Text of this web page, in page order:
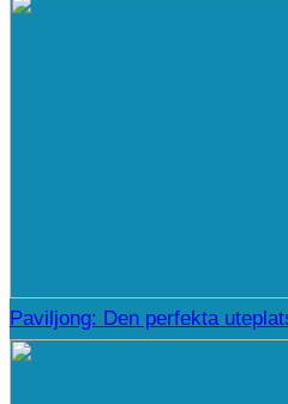
Paviljong: Den perfekta